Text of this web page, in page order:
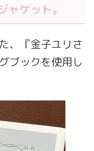
ケット。
、『金子ユリさ
ブックを使用し